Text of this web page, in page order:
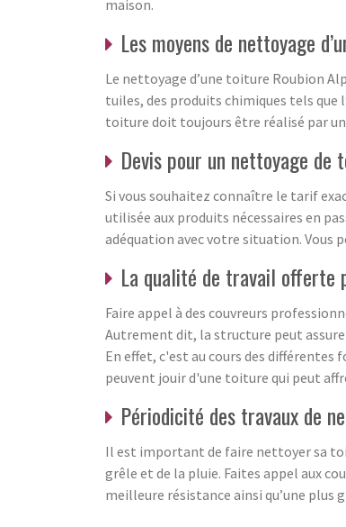
maison.
Les moyens de nettoyage
Le nettoyage d’une toiture Roubion
tuiles, des produits chimiques tels que
toiture doit toujours être réalisé par
Devis pour un nettoyage
Si vous souhaitez connaître le tarif
utilisée aux produits nécessaires en
adéquation avec votre situation. Vous
La qualité de travail offerte
Faire appel à des couvreurs
Autrement dit, la structure peut
En effet, c'est au cours des
peuvent jouir d'une toiture qui peut
Périodicité des travaux de
Il est important de faire nettoyer sa
grêle et de la pluie. Faites appel aux
meilleure résistance ainsi qu’une plus